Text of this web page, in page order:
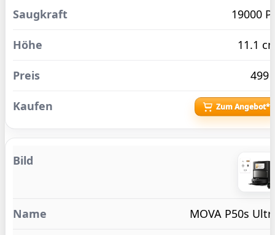
19000
11.1
499
Zum Angebot*
MOVA P50s